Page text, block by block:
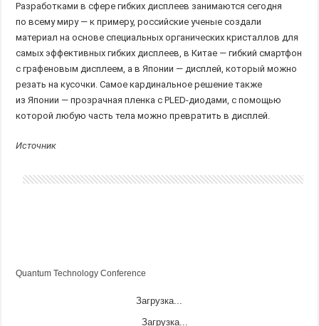
Разработками в сфере гибких дисплеев занимаются сегодня
по всему миру — к примеру, российские ученые создали
материал на основе специальных органических кристаллов для
самых эффективных гибких дисплеев, в Китае — гибкий смартфон
с графеновым дисплеем, а в Японии — дисплей, который можно
резать на кусочки. Самое кардинальное решение также
из Японии — прозрачная пленка с PLED-диодами, с помощью
которой любую часть тела можно превратить в дисплей.
Источник
Quantum Technology Conference
Загрузка...
Загрузка...